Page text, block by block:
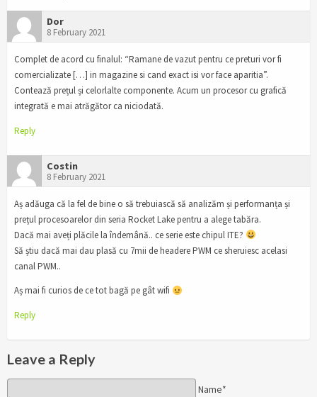
Dor
8 February 2021
Complet de acord cu finalul: “Ramane de vazut pentru ce preturi vor fi
comercializate […] in magazine si cand exact isi vor face aparitia”.
Contează prețul și celorlalte componente. Acum un procesor cu grafică
integrată e mai atrăgător ca niciodată.
Reply
Costin
8 February 2021
Aș adăuga că la fel de bine o să trebuiască să analizăm și performanța și
prețul procesoarelor din seria Rocket Lake pentru a alege tabăra.
Dacă mai aveți plăcile la îndemână.. ce serie este chipul ITE?
Să știu dacă mai dau plasă cu 7mii de headere PWM ce sheruiesc acelasi
canal PWM..
Aș mai fi curios de ce tot bagă pe gât wifi
Reply
Leave a Reply
Name*